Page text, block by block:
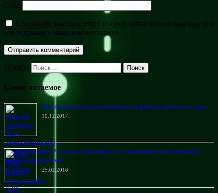
Сайт
Сохранить моё имя, email и адрес сайта в этом браузере для
последующих моих комментариев.
Искать: Поиск
Самое читаемое
Новый драйвер Intel автоматически настраивает параметры в играх
10.12.2017
Для PS4 вышло обновление 5.05, повышающее быстродействие
системы
25.02.2016